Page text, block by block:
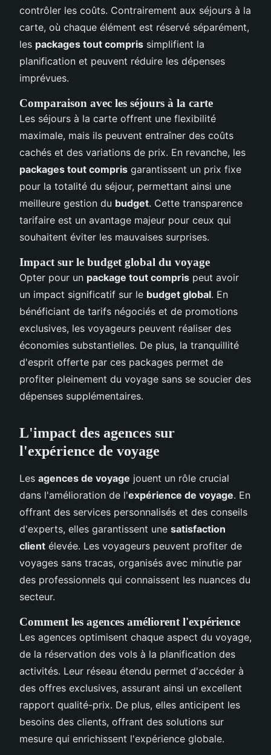
contrôler les coûts. Contrairement aux séjours à la
carte, où chaque élément est réservé séparément,
les packages tout compris simplifient la
planification et peuvent réduire les dépenses
imprévues.
Comparaison avec les séjours à la carte
Les séjours à la carte offrent une flexibilité
maximale, mais ils peuvent entraîner des coûts
cachés et des variations de prix. En revanche, les
packages tout compris garantissent un prix fixe
pour la totalité du séjour, permettant ainsi une
meilleure gestion du budget. Cette transparence
tarifaire est un avantage majeur pour ceux qui
souhaitent éviter les mauvaises surprises.
Impact sur le budget global du voyage
Opter pour un package tout compris peut avoir
un impact significatif sur le budget global. En
bénéficiant de tarifs négociés et de promotions
exclusives, les voyageurs peuvent réaliser des
économies substantielles. De plus, la tranquillité
d'esprit offerte par ces packages permet de
profiter pleinement du voyage sans se soucier des
dépenses supplémentaires.
L'impact des agences sur
l'expérience de voyage
Les agences de voyage jouent un rôle crucial
dans l'amélioration de l'expérience de voyage. En
offrant des services personnalisés et des conseils
d'experts, elles garantissent une satisfaction
client élevée. Les voyageurs peuvent profiter de
voyages sans tracas, organisés avec minutie par
des professionnels qui connaissent les nuances du
secteur.
Comment les agences améliorent l'expérience
Les agences optimisent chaque aspect du voyage,
de la réservation des vols à la planification des
activités. Leur réseau étendu permet d'accéder à
des offres exclusives, assurant ainsi un excellent
rapport qualité-prix. De plus, elles anticipent les
besoins des clients, offrant des solutions sur
mesure qui enrichissent l'expérience globale.